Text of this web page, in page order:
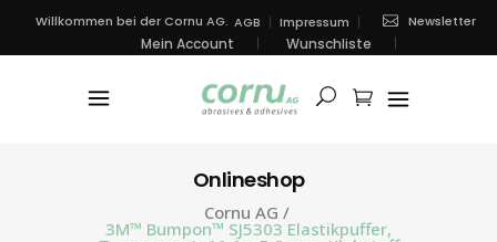
Willkommen bei der Cornu AG. AGB Impressum Newsletter
Mein Account Wunschliste
Onlineshop
Cornu AG /
3M™ Bumpon™ SJ5303 Elastikpuffer,